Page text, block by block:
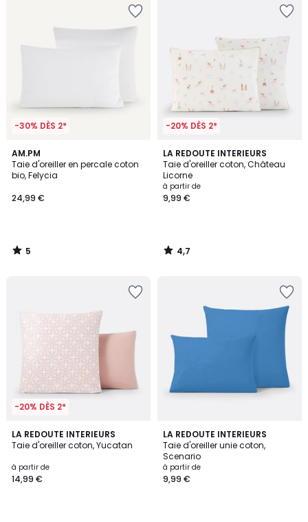
-30% DÈS 2*
AM.PM
Taie d'oreiller en percale coton
bio, Felycia
24,99 €
5
/
5
5
/
-20% DÈS 2*
LA REDOUTE INTERIEURS
Taie d'oreiller coton, Château
Licorne
à partir de
9,99 €
4,7
/ 5
4,7
/
-20% DÈS 2*
LA REDOUTE INTERIEURS
Taie d'oreiller coton, Yucatan
à partir de
14,99 €
4,5
/ 5
LA REDOUTE INTERIEURS
Taie d'oreiller unie coton,
Scenario
à partir de
9,99 €
4,2
/ 5